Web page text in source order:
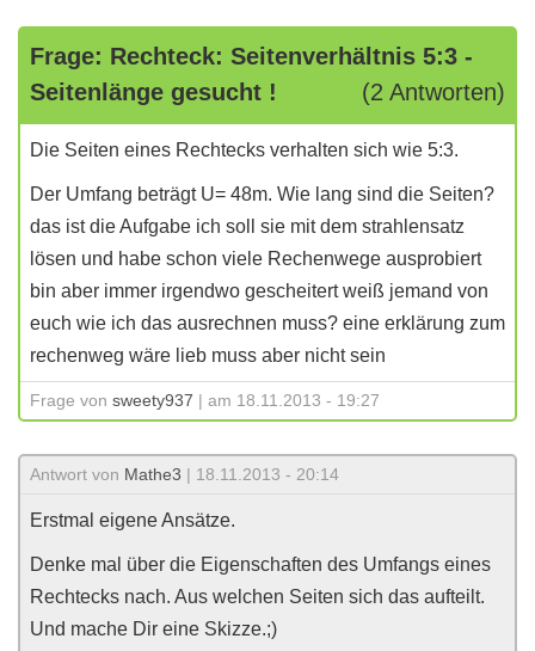
Frage: Rechteck: Seitenverhältnis 5:3 -
Seitenlänge gesucht !
(2 Antworten)
Die Seiten eines Rechtecks verhalten sich wie 5:3.
Der Umfang beträgt U= 48m. Wie lang sind die Seiten?
das ist die Aufgabe ich soll sie mit dem strahlensatz
lösen und habe schon viele Rechenwege ausprobiert
bin aber immer irgendwo gescheitert weiß jemand von
euch wie ich das ausrechnen muss? eine erklärung zum
rechenweg wäre lieb muss aber nicht sein
Frage von sweety937 | am 18.11.2013 - 19:27
Antwort von Mathe3 | 18.11.2013 - 20:14
Erstmal eigene Ansätze.
Denke mal über die Eigenschaften des Umfangs eines
Rechtecks nach. Aus welchen Seiten sich das aufteilt.
Und mache Dir eine Skizze.;)